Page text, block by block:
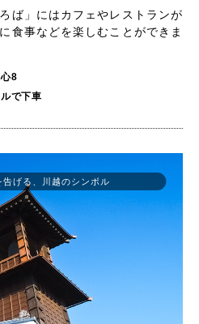
ば」にはカフェやレストランが
食事などを楽しむことができま
8
で下車
げる、川越のシンボル